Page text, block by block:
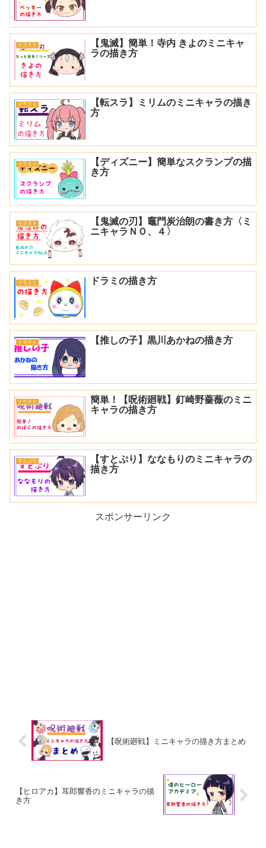
イラスト
【鬼滅】簡単！寺内 きよのミニキャ
ラの描き方
イラスト
【転スラ】ミリムのミニキャラの描き
方
イラスト
【ディズニー】簡単なスクランプの描
き方
イラスト
【鬼滅の刃】竈門炭治朗の書き方〈ミ
ニキャラＮＯ、４〉
イラスト ドラミの描き方
イラスト 【推しの子】黒川あかねの描き方
イラスト
簡単！【呪術廻戦】釘崎野薔薇のミニ
キャラの描き方
すとぷり
【すとぷり】ななもりのミニキャラの
描き方
スポンサーリンク
【呪術廻戦】ミニキャラの描き方まとめ
【ヒロアカ】耳郎響香のミニキャラの描
き方